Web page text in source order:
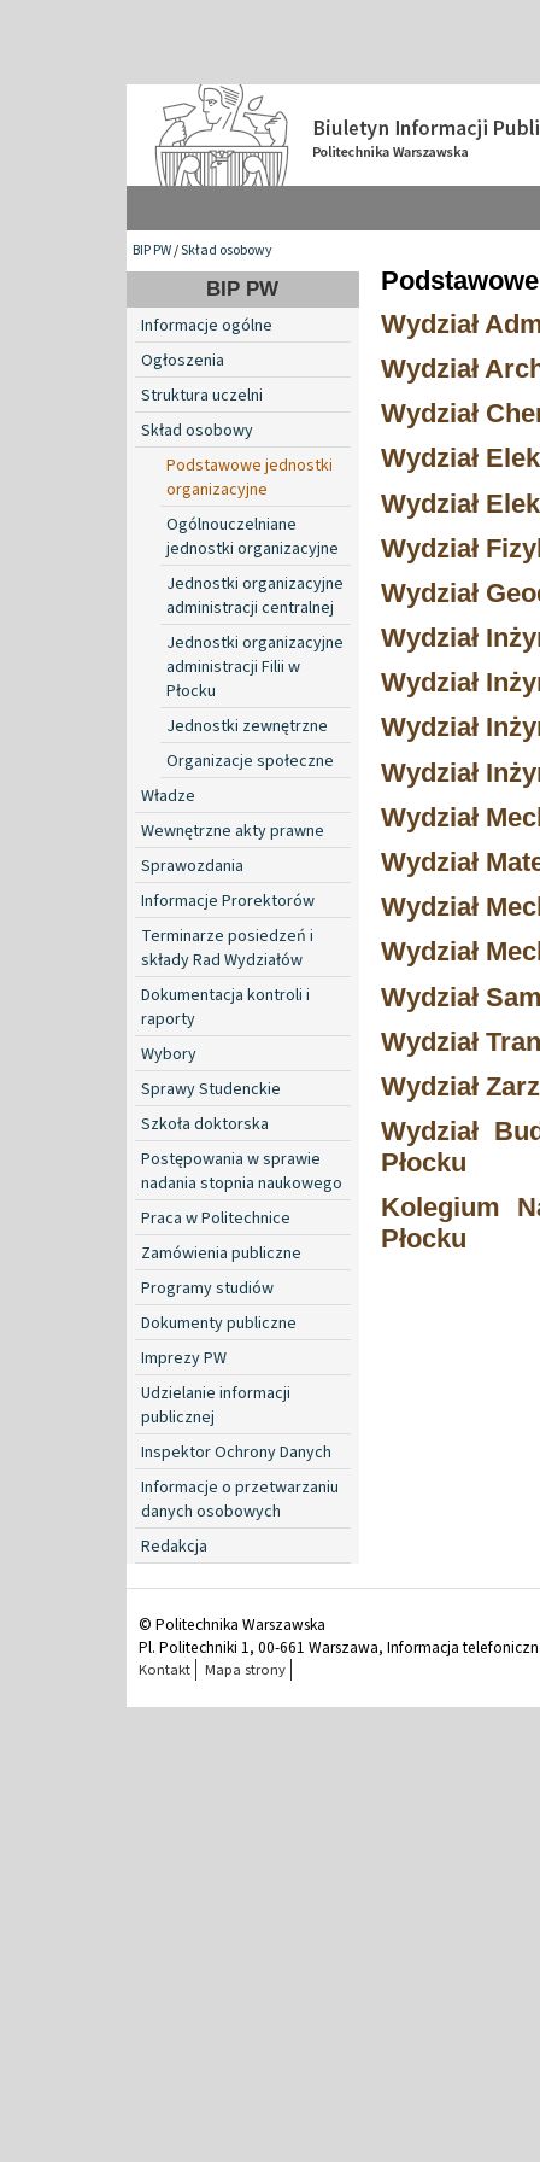
BIP PW/Skład osobowy
BIP PW
Informacje ogólne
Ogłoszenia
Struktura uczelni
Skład osobowy
Podstawowe jednostki
organizacyjne
Ogólnouczelniane
jednostki organizacyjne
Jednostki organizacyjne
administracji centralnej
Jednostki organizacyjne
administracji Filii w
Płocku
Jednostki zewnętrzne
Organizacje społeczne
Władze
Wewnętrzne akty prawne
Sprawozdania
Informacje Prorektorów
Terminarze posiedzeń i
składy Rad Wydziałów
Dokumentacja kontroli i
raporty
Wybory
Sprawy Studenckie
Szkoła doktorska
Postępowania w sprawie
nadania stopnia naukowego
Praca w Politechnice
Zamówienia publiczne
Programy studiów
Dokumenty publiczne
Imprezy PW
Udzielanie informacji
publicznej
Inspektor Ochrony Danych
Informacje o przetwarzaniu
danych osobowych
Redakcja
Wydział
Wydział
Wydział
Wydział
Wydział
Wydział
Wydział
Wydział
Wydział
Wydział
Wydział
Wydział
Wydział
Wydział
Wydział
Wydział
Wydział
Wydział
Wydział
Płocku
Kolegium
Płocku
© Politechnika Warszawska
Pl. Politechniki 1, 00-661 Warszawa, Informacja
Kontakt Mapa strony